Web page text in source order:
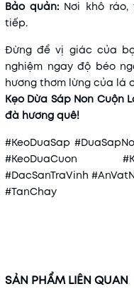
Bảo quản: Nơi khô
tiếp.
Đừng để vị giác của
nghiệm ngay độ béo
hương thơm lừng của lá
Kẹo Dừa Sáp Non Cuộn
đà hương quê!
#KeoDuaSap
#KeoDuaCuon
#DacSanTraVinh
#TanChay
SẢN PHẨM LIÊN QUAN